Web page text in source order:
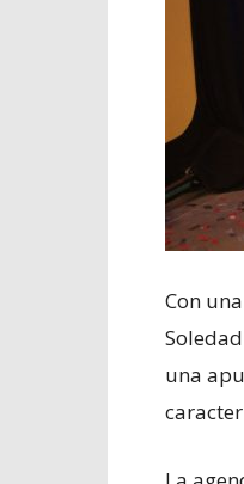
Con
una